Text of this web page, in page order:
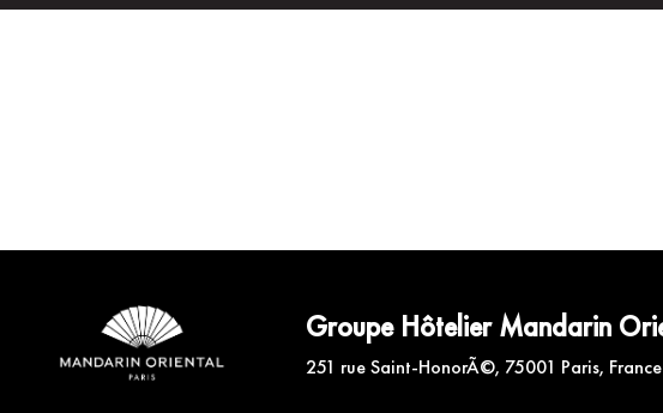
Groupe Hôtelier Mandarin
251 rue Saint-HonorÃ©, 75001 Paris, France